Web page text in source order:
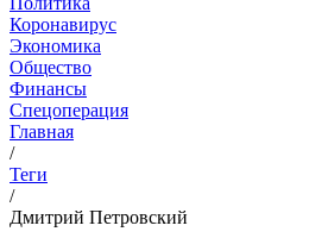
Коронавирус
Экономика
Общество
Финансы
Спецоперация
Главная
/
Теги
/
Дмитрий Петровский